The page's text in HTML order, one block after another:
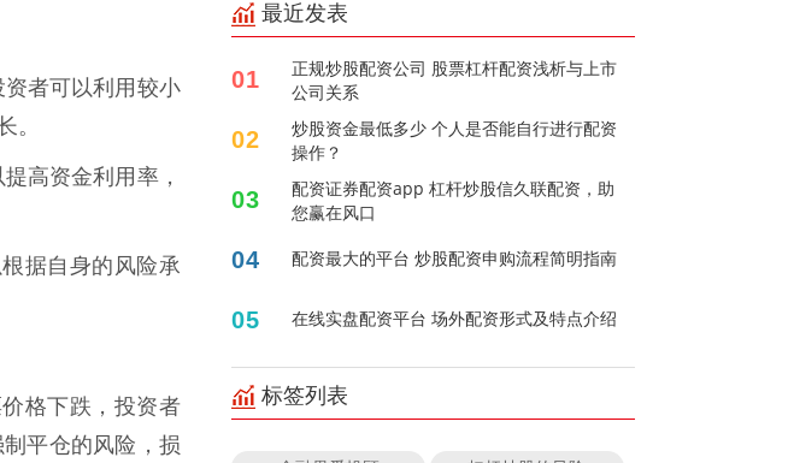
者可以利用较小
。
高资金利用率，
据自身的风险承
格下跌，投资者
平仓的风险，损
最近发表
01
正规炒股配资公司 股票杠杆配资浅析与上市
公司关系
02
炒股资金最低多少 个人是否能自行进行配资
操作？
03
配资证券配资app 杠杆炒股信久联配资，助
您赢在风口
04 配资最大的平台 炒股配资申购流程简明指南
05 在线实盘配资平台 场外配资形式及特点介绍
标签列表